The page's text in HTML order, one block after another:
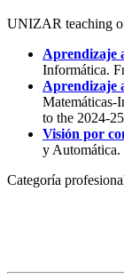
UNIZAR teaching
Aprendizaje
Informática.
Aprendizaje
Matemáticas-
to the 2024-
Visión por
y Automática.
Categoría